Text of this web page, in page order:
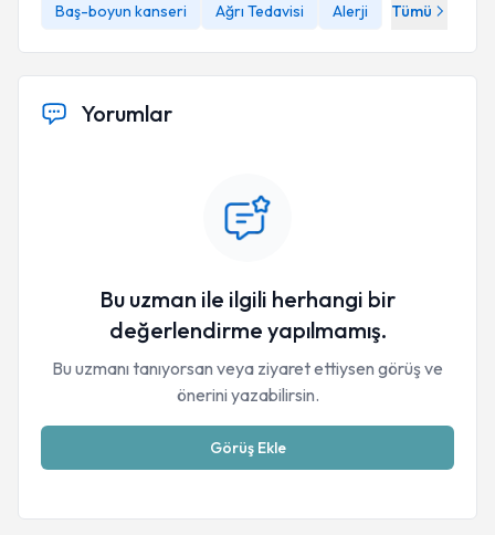
Baş-boyun kanseri
Ağrı Tedavisi Alerji Tümü
Yorumlar
Bu uzman ile ilgili herhangi bir
değerlendirme yapılmamış.
Bu uzmanı tanıyorsan veya ziyaret ettiysen görüş ve
önerini yazabilirsin.
Görüş Ekle